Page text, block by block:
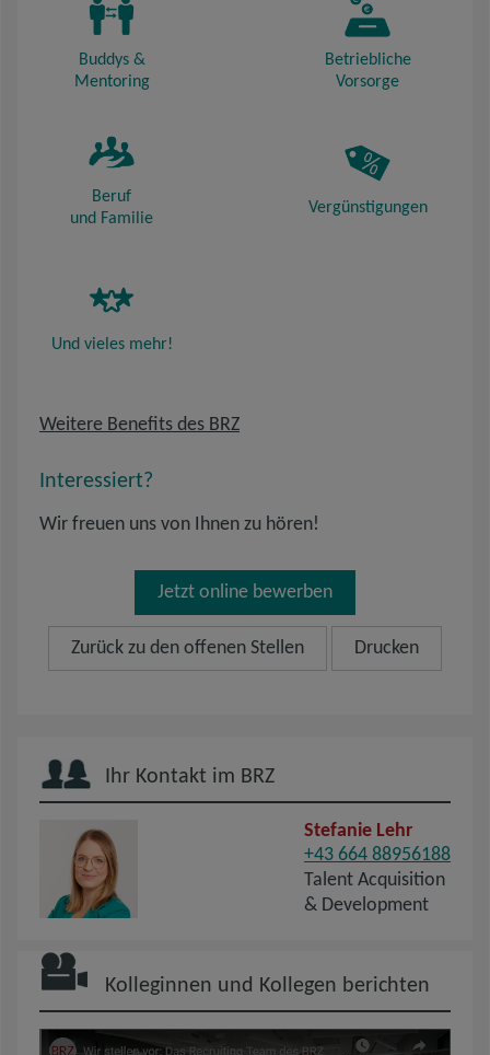
Buddys &
Mentoring
Betriebliche
Vorsorge
Beruf
und Familie
Vergünstigungen
Und vieles mehr!
Weitere Benefits des BRZ
Interessiert?
Wir freuen uns von Ihnen zu hören!
Jetzt online bewerben
Zurück zu den offenen Stellen Drucken
Ihr Kontakt im BRZ
Stefanie Lehr
+43 664 88956188
Talent Acquisition
& Development
Kolleginnen und Kollegen berichten